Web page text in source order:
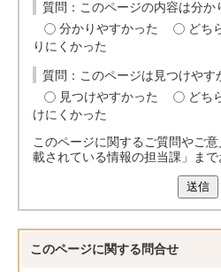
質問：このページの内容は分か
分かりやすかった
どち
りにくかった
質問：このページは見つけやす
見つけやすかった
どち
けにくかった
このページに関するご質問やご
載されている情報の担当課」ま
送信
このページに関する 問合せ